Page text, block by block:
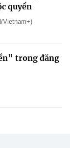
quyền
Vietnam+)
trong đăng